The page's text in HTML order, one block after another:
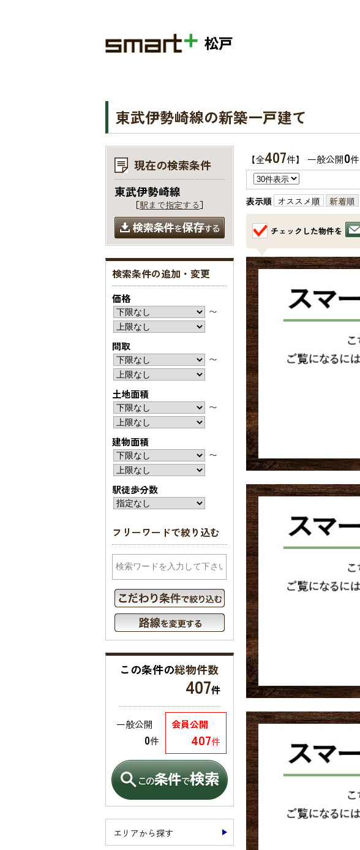
松戸
東武伊勢崎線の新築一戸建て
【全407件】 一般公開0件
表示順 オススメ順 新着順
チェックした物件を
現在の検索条件
東武伊勢崎線
［駅まで指定する］
検索条件の追加・変更
価格
〜
間取
〜
土地面積
〜
建物面積
〜
駅徒歩分数
フリーワードで絞り込む
この条件の総物件数
407件
会員公開
407件
一般公開
0件
エリアから探す